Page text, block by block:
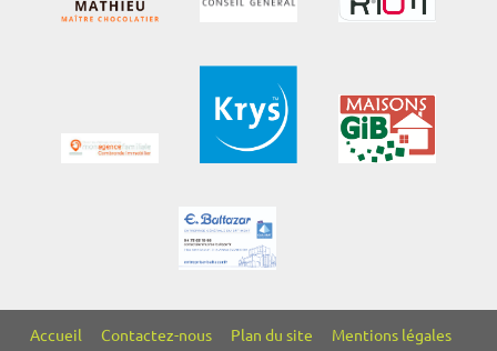
Accueil Contactez-nous Plan du site
Mentions légales